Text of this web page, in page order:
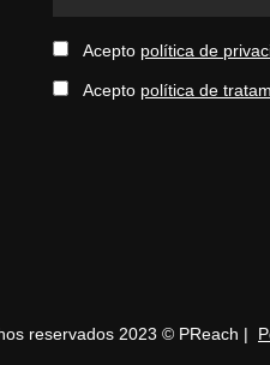
Acepto política de
Acepto política de
reservados 2023 © PReach |